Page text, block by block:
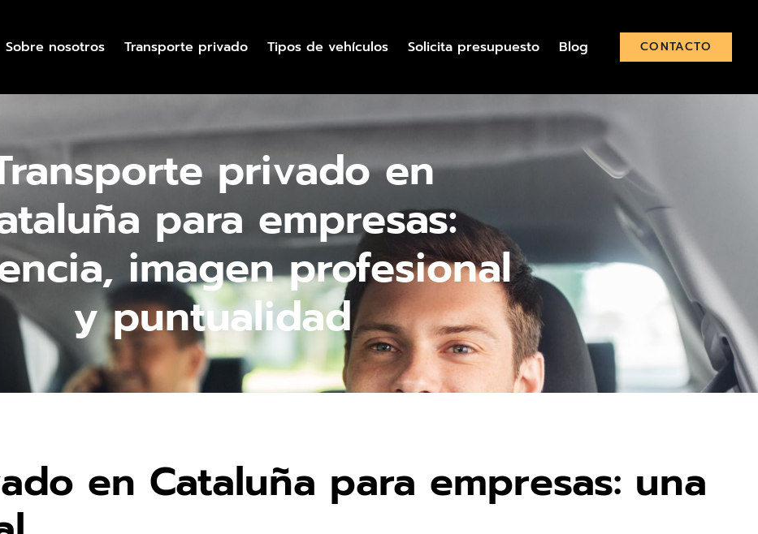
Sobre nosotros Transporte privado Tipos de vehículos Solicita presupuesto Blog CONTACTO
privado en
para empresas:
imagen profesional
y puntualidad
en Cataluña para empresas: una